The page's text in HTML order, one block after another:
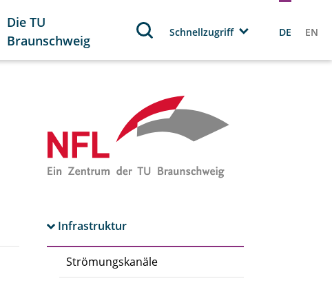
Die TU
Braunschweig
Schnellzugriff DE EN
Infrastruktur
Strömungskanäle